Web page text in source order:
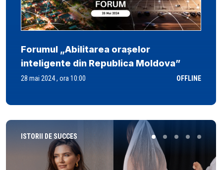
Forumul „Abilitarea orașelor
inteligente din Republica Moldova”
28 mai 2024 , ora 10:00 OFFLINE
ISTORII DE SUCCES